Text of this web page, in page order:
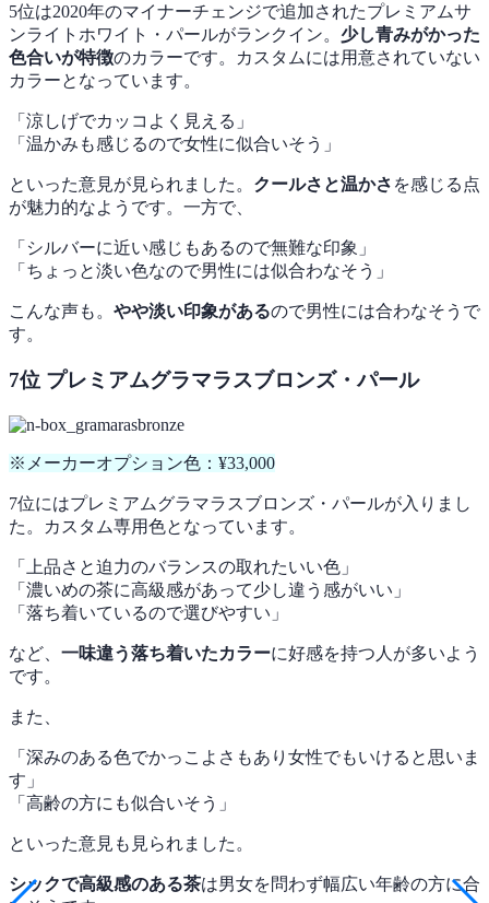
5位は2020年のマイナーチェンジで追加されたプレミアムサ
ンライトホワイト・パールがランクイン。 少し青みがかった
色合いが特徴のカラーです。カスタムには用意されていない
カラーとなっています。
「涼しげでカッコよく見える」
「温かみも感じるので女性に似合いそう」
といった意見が見られました。 クールさと温かさ を感じる点
が魅力的なようです。一方で、
「シルバーに近い感じもあるので無難な印象」
「ちょっと淡い色なので男性には似合わなそう」
こんな声も。 やや淡い印象があるので男性には合わなそうで
す。
7位 プレミアムグラマラスブロンズ・パール
※メーカーオプション色：¥33,000
7位にはプレミアムグラマラスブロンズ・パールが入りまし
た。カスタム専用色となっています。
「上品さと迫力のバランスの取れたいい色」
「濃いめの茶に高級感があって少し違う感がいい」
「落ち着いているので選びやすい」
など、 一味違う落ち着いたカラーに好感を持つ人が多いよう
です。
また、
「深みのある色でかっこよさもあり女性でもいけると思いま
す」
「高齢の方にも似合いそう」
といった意見も見られました。
シックで高級感のある茶は男女を問わず幅広い年齢の方に合